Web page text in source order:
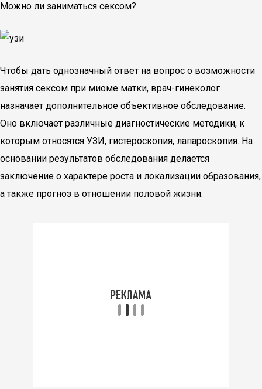
Можно ли заниматься сексом?
Чтобы дать однозначный ответ на вопрос о возможности
занятия сексом при миоме матки, врач-гинеколог
назначает дополнительное объективное обследование.
Оно включает различные диагностические методики, к
которым относятся УЗИ, гистероскопия, лапароскопия. На
основании результатов обследования делается
заключение о характере роста и локализации образования,
а также прогноз в отношении половой жизни.